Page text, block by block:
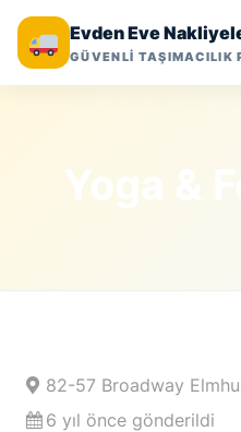
Evden Eve
GÜVENLİ TAŞIMACILIK
Yoga &
82-57 Broadway
6 yıl önce gönderildi